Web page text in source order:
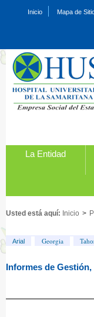
Inicio Mapa de
La Entidad
Usted está aquí: Inicio >
Arial Georgia
Informes de